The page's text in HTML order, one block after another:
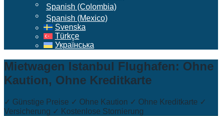
Spanish (Colombia)
Spanish (Mexico)
Svenska
Türkçe
Українська
Mietwagen Istanbul Flughafen: Ohne
Kaution, Ohne Kreditkarte
✓ Günstige Preise ✓ Ohne Kaution ✓ Ohne Kreditkarte ✓
Versicherung ✓ Kostenlose Stornierung